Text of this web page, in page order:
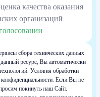
качества оказания
организаций
сбора технических данных
ресурс, Вы автоматически
Условия обработки
Если Вы не
покинуть наш Сайт.